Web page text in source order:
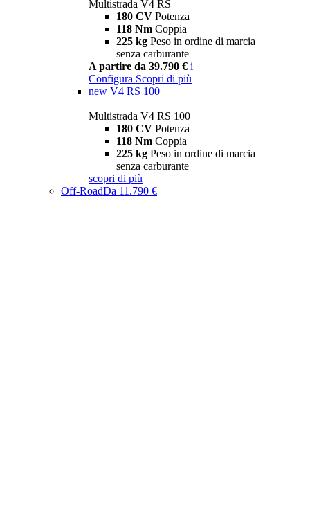
Multistrada V4 RS
180 CV Potenza
118 Nm Coppia
225 kg Peso in ordine di marcia
senza carburante
A partire da 39.790 € i
Configura Scopri di più
new V4 RS 100
Multistrada V4 RS 100
180 CV Potenza
118 Nm Coppia
225 kg Peso in ordine di marcia
senza carburante
scopri di più
Off-RoadDa 11.790 €